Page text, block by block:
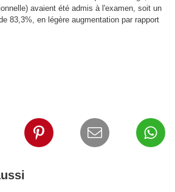
avaient été admis à l'examen, soit un
83,3%, en légère augmentation par rapport